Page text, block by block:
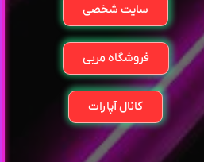
سایت شخصی
فروشگاه مربی
کانال آپارات